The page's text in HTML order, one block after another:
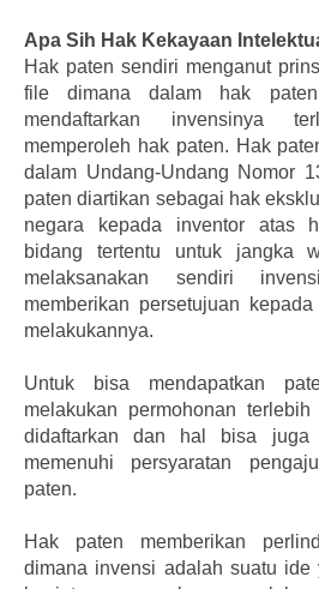
Apa Sih Hak Kekayaan
Hak paten sendiri menganut
file dimana dalam hak
mendaftarkan invensinya
memperoleh hak paten. Hak
dalam Undang-Undang Nomor
paten diartikan sebagai hak
negara kepada inventor atas
bidang tertentu untuk jangka
melaksanakan sendiri
memberikan persetujuan
melakukannya.
Untuk bisa mendapatkan
melakukan permohonan
didaftarkan dan hal bisa juga
memenuhi persyaratan
paten.
Hak paten memberikan
dimana invensi adalah suatu ide